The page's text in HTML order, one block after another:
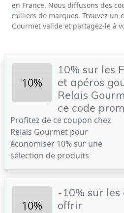
en France. Nous diffusons des
milliers de marques. Trouvez un
Gourmet valide et partagez-le à
10%
10% sur les
et apéros
Relais
ce code
Profitez de ce coupon chez
Relais Gourmet pour
économiser 10% sur une
sélection de produits
10%
-10% sur les
offrir